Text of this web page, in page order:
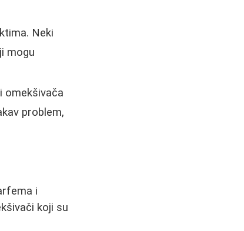
Neki
mogu
omekšivača
problem,
i
koji su